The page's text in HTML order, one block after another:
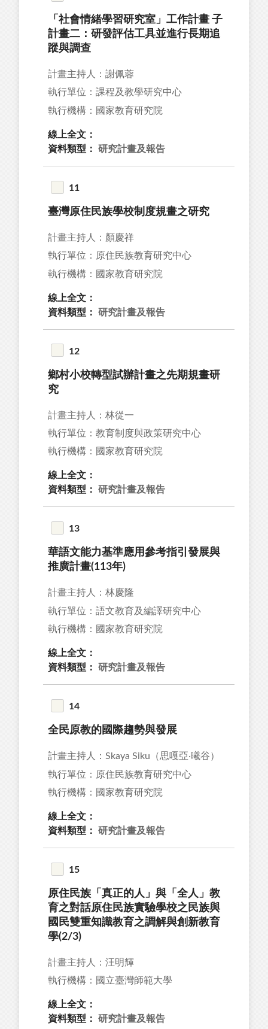
「社會情緒學習研究室」工作計畫 子
計畫二：研發評估工具並進行長期追
蹤與調查
計畫主持人：謝佩蓉
執行單位：課程及教學研究中心
執行機構：國家教育研究院
線上全文：
資料類型：
研究計畫及報告
11
臺灣原住民族學校制度規畫之研究
計畫主持人：顏慶祥
執行單位：原住民族教育研究中心
執行機構：國家教育研究院
線上全文：
資料類型：
研究計畫及報告
12
鄉村小校轉型試辦計畫之先期規畫研
究
計畫主持人：林從一
執行單位：教育制度與政策研究中心
執行機構：國家教育研究院
線上全文：
資料類型：
研究計畫及報告
13
華語文能力基準應用參考指引發展與
推廣計畫(113年)
計畫主持人：林慶隆
執行單位：語文教育及編譯研究中心
執行機構：國家教育研究院
線上全文：
資料類型：
研究計畫及報告
14
全民原教的國際趨勢與發展
計畫主持人：Skaya Siku（思嘎亞‧曦谷）
執行單位：原住民族教育研究中心
執行機構：國家教育研究院
線上全文：
資料類型：
研究計畫及報告
15
原住民族「真正的人」與「全人」教
育之對話原住民族實驗學校之民族與
國民雙重知識教育之調解與創新教育
學(2/3)
計畫主持人：汪明輝
執行機構：國立臺灣師範大學
線上全文：
資料類型：
研究計畫及報告